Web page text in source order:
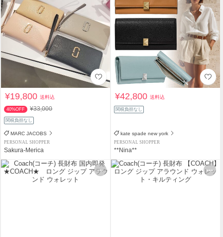
¥19,800送料込
40%OFF ¥33,000
関税負担なし
MARC JACOBS
PERSONAL SHOPPER
Sakura-Merica
¥42,800送料込
関税負担なし
kate spade new york
PERSONAL SHOPPER
**Nina**